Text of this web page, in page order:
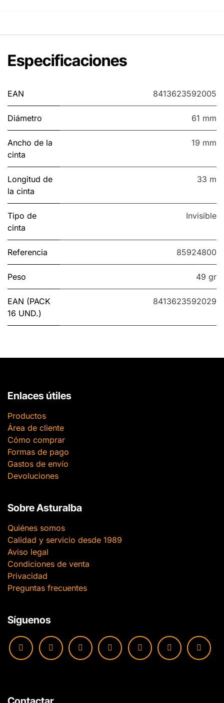
Especificaciones
EAN 8413623592005
Diámetro 61 mm
Ancho de la
cinta
19 mm
Longitud de
la cinta
33 m
Tipo de
cinta
Invisible
Referencia 85924800
Peso 49 gr
EAN (PACK
16 UND.)
8413623592029
Enlaces útiles
Productos
Área de cliente
Cómo comprar
Formas de pago
Gastos de envío
Devoluciones
Sobre Asturalba
Quiénes somos
Calidad y servicio desde 1989
Aviso legal
Condiciones de venta
Privacidad
Preguntas frecuentes
Síguenos